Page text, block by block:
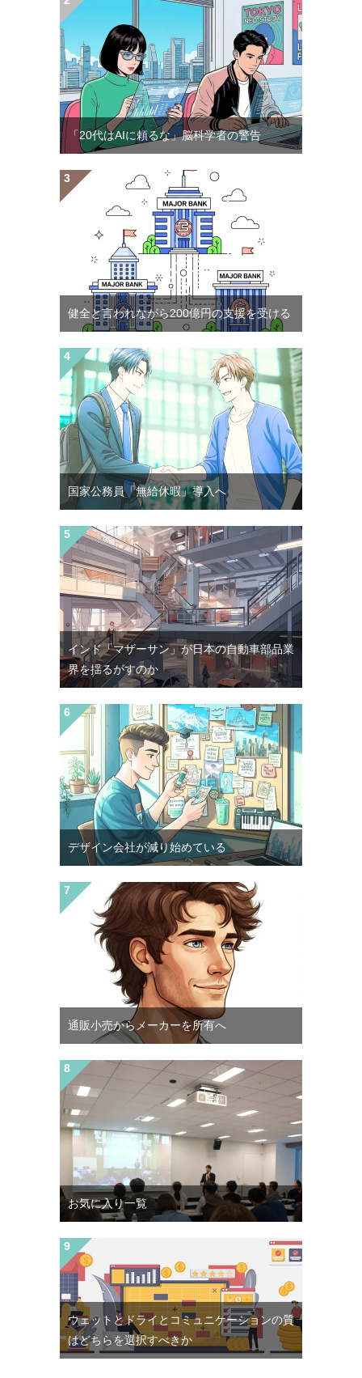
「20代はAIに頼るな」脳科学者の警告
健全と言われながら200億円の支援を受ける
国家公務員「無給休暇」導入へ
インド「マザーサン」が日本の自動車部品業
界を揺るがすのか
デザイン会社が減り始めている
通販小売からメーカーを所有へ
お気に入り一覧
ウェットとドライとコミュニケーションの質
はどちらを選択すべきか